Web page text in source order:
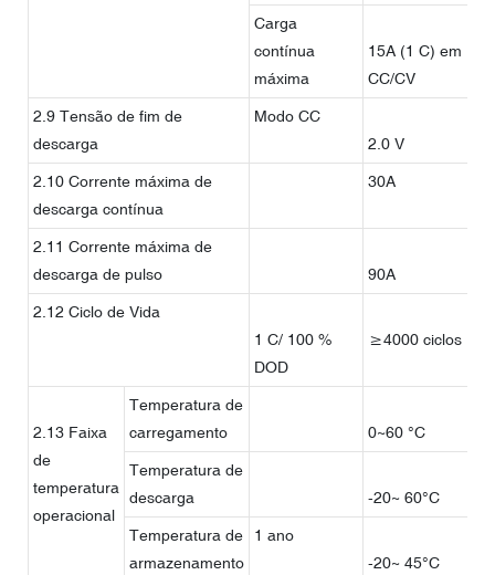
Carga
contínua
máxima
15A (1 C) em
CC/CV
2.9 Tensão de fim de
descarga
Modo CC
2.0 V
2.10 Corrente máxima de
descarga contínua
30A
2.11 Corrente máxima de
descarga de pulso
90A
2.12 Ciclo de Vida
1 C/ 100 %
DOD
≥4000 ciclos
2.13 Faixa
de
temperatura
operacional
Temperatura de
carregamento
0~60 °C
Temperatura de
descarga
-20~ 60°C
Temperatura de
armazenamento
1 ano
-20~ 45°C